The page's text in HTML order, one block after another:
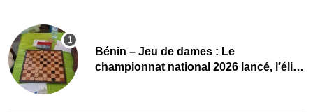
Bénin – Jeu de dames : Le
championnat national 2026 lancé, l’élite